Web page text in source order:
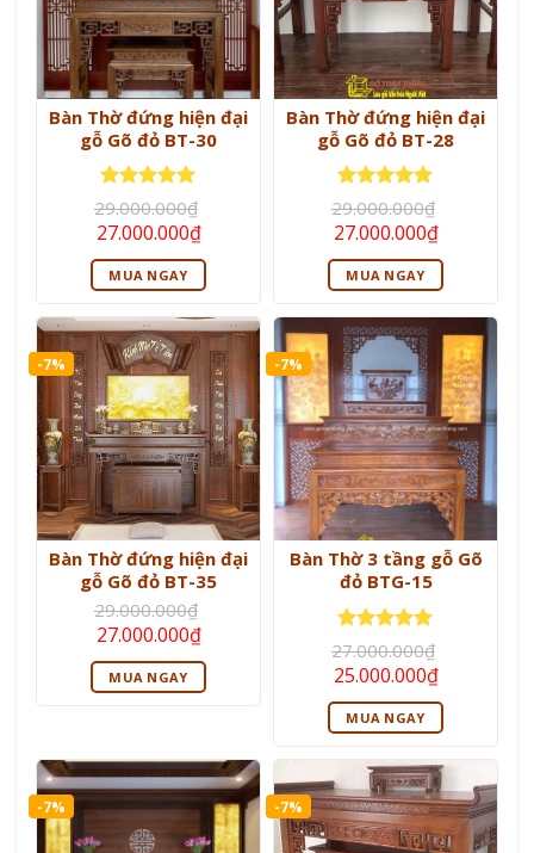
Bàn Thờ đứng hiện đại
gỗ Gõ đỏ BT-30
Được xếp
hạng5 5
sao
29.000.000₫
Giá
gốc
là:
29.000.000₫.
27.000.000₫Giá
hiện
tại
là:
MUA NGAY
Bàn Thờ đứng hiện đại
gỗ Gõ đỏ BT-28
Được xếp
hạng5 5
sao
29.000.000₫
Giá
gốc
là:
29.000.000₫.
27.000.000₫Giá
hiện
tại
là:
MUA NGAY
-7%
Bàn Thờ đứng hiện đại
gỗ Gõ đỏ BT-35
29.000.000₫
Giá
gốc
là:
29.000.000₫.
27.000.000₫Giá
hiện
tại
là:
27.000.000₫.
MUA NGAY
-7%
Bàn Thờ 3 tầng gỗ Gõ
đỏ BTG-15
Được xếp
hạng5 5
sao
27.000.000₫
Giá
gốc
là:
27.000.000₫.
25.000.000₫Giá
hiện
tại
là:
MUA NGAY
-7% -7%